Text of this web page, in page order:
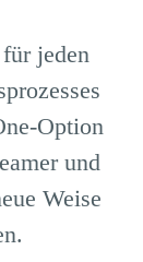
jeden
Option
und
Weise